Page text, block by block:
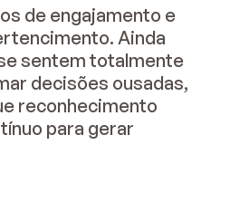
de engajamento e
Ainda
sentem totalmente
decisões ousadas,
reconhecimento
para gerar